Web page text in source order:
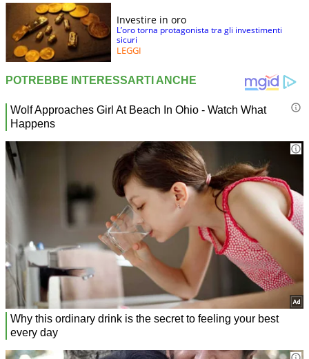
Investire in oro
L’oro torna protagonista tra gli investimenti
sicuri
LEGGI